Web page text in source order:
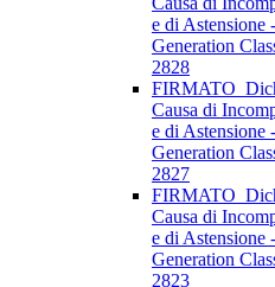
e di
Generation
2828
Causa di
e di
Generation
2827
Causa di
e di
Generation
2823